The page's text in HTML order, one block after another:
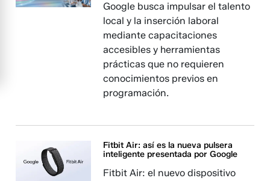
Google busca impulsar el talento
local y la inserción laboral
mediante capacitaciones
accesibles y herramientas
prácticas que no requieren
conocimientos previos en
programación.
Fitbit Air: así es la nueva pulsera
inteligente presentada por Google
Fitbit Air: el nuevo dispositivo